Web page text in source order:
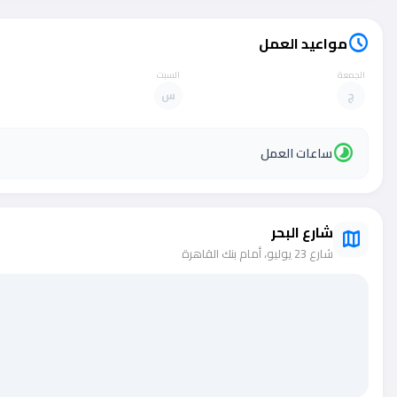
scheduleمواعيد العمل
الجمعة
ج
السبت
س
timelapseساعات العمل
map شارع البحر
شارع 23 يوليو، أمام بنك القاهرة